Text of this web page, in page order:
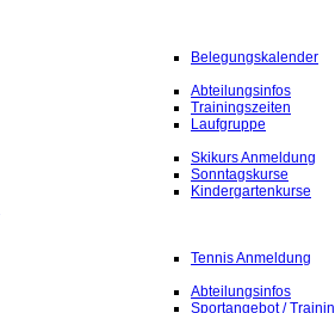
Belegungskalender
Abteilungsinfos
Trainingszeiten
Laufgruppe
Skikurs Anmeldung
Sonntagskurse
Kindergartenkurse
Tennis Anmeldung
Abteilungsinfos
Sportangebot /